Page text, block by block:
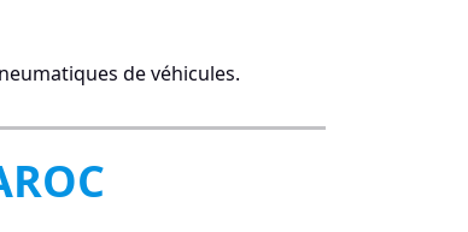
de véhicules.